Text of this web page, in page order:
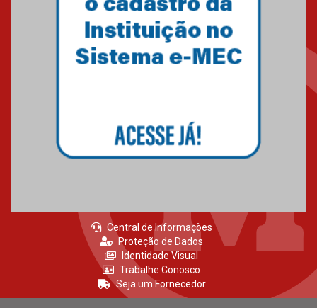
15.06.2026
Central de Informações
Proteção de Dados
Identidade Visual
Trabalhe Conosco
Seja um Fornecedor